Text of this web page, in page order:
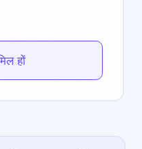
हों